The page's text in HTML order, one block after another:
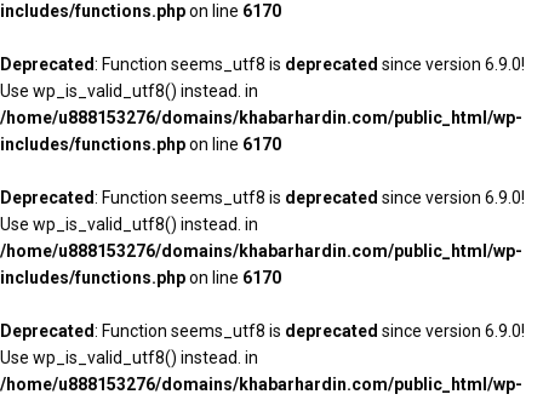
includes/functions.phpon line 6170
Deprecated: Function seems_utf8 is deprecated since version 6.9.0!
Use wp_is_valid_utf8() instead. in
/home/u888153276/domains/khabarhardin.com/public_html/wp-
includes/functions.phpon line 6170
Deprecated: Function seems_utf8 is deprecated since version 6.9.0!
Use wp_is_valid_utf8() instead. in
/home/u888153276/domains/khabarhardin.com/public_html/wp-
includes/functions.phpon line 6170
Deprecated: Function seems_utf8 is deprecated since version 6.9.0!
Use wp_is_valid_utf8() instead. in
/home/u888153276/domains/khabarhardin.com/public_html/wp-